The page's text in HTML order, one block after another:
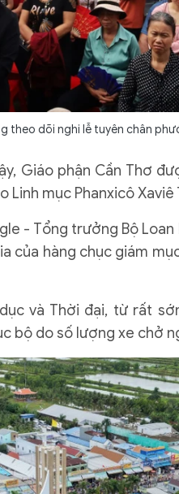
theo dõi nghi lễ tuyên chân
Giáo phận Cần Thơ
mục Phanxicô Xaviê
- Tổng trưởng Bộ
của hàng chục giám
và Thời đại, từ rất
bộ do số lượng xe chở